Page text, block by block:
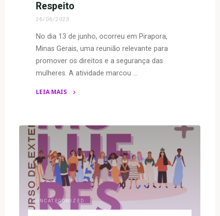
Respeito
26/06/2023
No dia 13 de junho, ocorreu em Pirapora,
Minas Gerais, uma reunião relevante para
promover os direitos e a segurança das
mulheres. A atividade marcou …
LEIA MAIS
Permanente
Vida
das
Mulheres
Piraporenses
é
consolidado
UNCATEGORIZED